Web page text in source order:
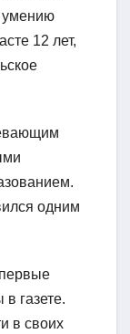
умению
12 лет,
одним
газете.
в своих